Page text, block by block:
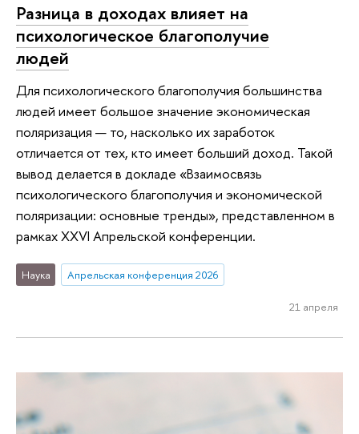
Разница в доходах влияет на
психологическое благополучие
людей
Для психологического благополучия большинства
людей имеет большое значение экономическая
поляризация — то, насколько их заработок
отличается от тех, кто имеет больший доход. Такой
вывод делается в докладе «Взаимосвязь
психологического благополучия и экономической
поляризации: основные тренды», представленном в
рамках XXVI Апрельской конференции.
Наука Апрельская конференция 2026
21 апреля